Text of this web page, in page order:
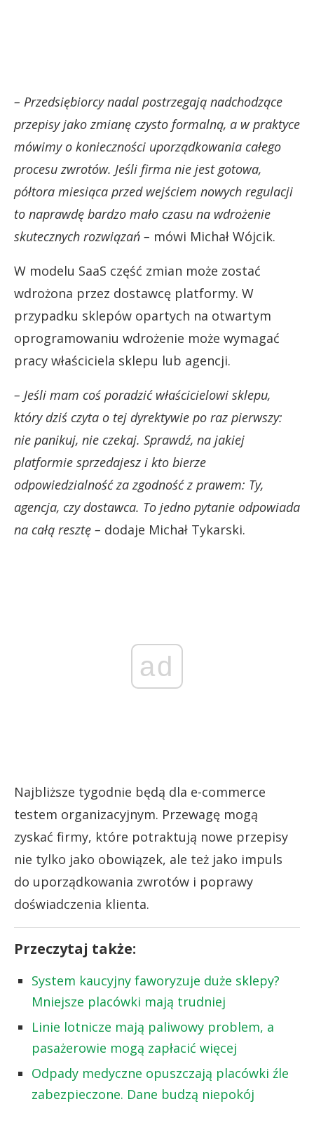
– Przedsiębiorcy nadal postrzegają nadchodzące
przepisy jako zmianę czysto formalną, a w praktyce
mówimy o konieczności uporządkowania całego
procesu zwrotów. Jeśli firma nie jest gotowa,
półtora miesiąca przed wejściem nowych regulacji
to naprawdę bardzo mało czasu na wdrożenie
skutecznych rozwiązań – mówi Michał Wójcik.
W modelu SaaS część zmian może zostać
wdrożona przez dostawcę platformy. W
przypadku sklepów opartych na otwartym
oprogramowaniu wdrożenie może wymagać
pracy właściciela sklepu lub agencji.
– Jeśli mam coś poradzić właścicielowi sklepu,
który dziś czyta o tej dyrektywie po raz pierwszy:
nie panikuj, nie czekaj. Sprawdź, na jakiej
platformie sprzedajesz i kto bierze
odpowiedzialność za zgodność z prawem: Ty,
agencja, czy dostawca. To jedno pytanie odpowiada
na całą resztę – dodaje Michał Tykarski.
ad
Najbliższe tygodnie będą dla e-commerce
testem organizacyjnym. Przewagę mogą
zyskać firmy, które potraktują nowe przepisy
nie tylko jako obowiązek, ale też jako impuls
do uporządkowania zwrotów i poprawy
doświadczenia klienta.
Przeczytaj także:
System kaucyjny faworyzuje duże sklepy?
Mniejsze placówki mają trudniej
Linie lotnicze mają paliwowy problem, a
pasażerowie mogą zapłacić więcej
Odpady medyczne opuszczają placówki źle
zabezpieczone. Dane budzą niepokój